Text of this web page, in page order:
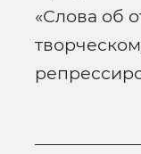
«Слова об